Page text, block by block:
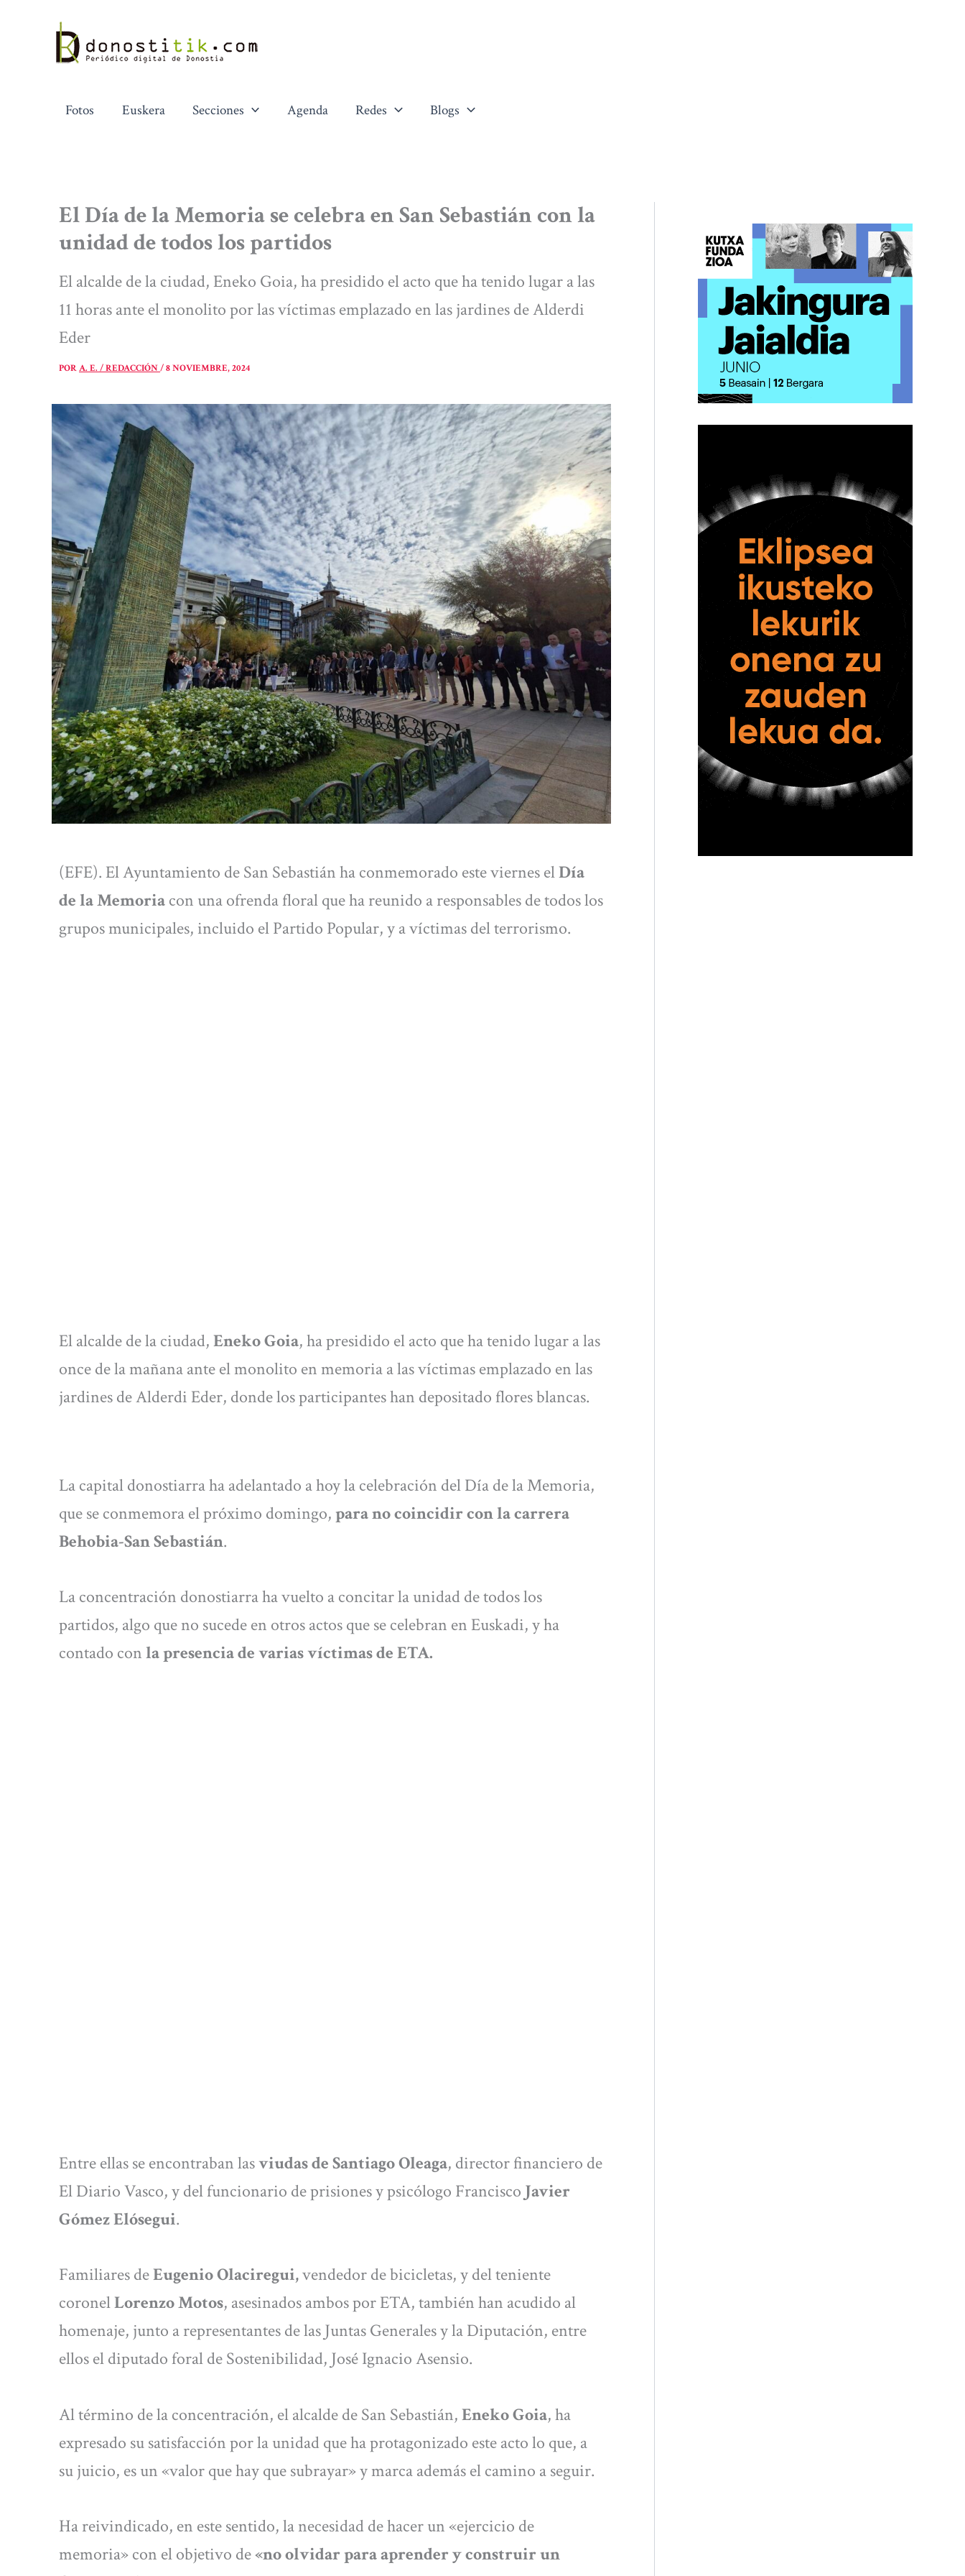
contenido
Fotos Euskera Secciones Agenda Redes Blogs
El Día de la Memoria se celebra en San Sebastián con la
unidad de todos los partidos
El alcalde de la ciudad, Eneko Goia, ha presidido el acto que ha tenido lugar a las
11 horas ante el monolito por las víctimas emplazado en las jardines de Alderdi
Eder
PORA. E. / REDACCIÓN/8 NOVIEMBRE, 2024
(EFE). El Ayuntamiento de San Sebastián ha conmemorado este viernes elDía
de la Memoriacon una ofrenda floral que ha reunido a responsables de todos los
grupos municipales, incluido el Partido Popular, y a víctimas del terrorismo.
El alcalde de la ciudad,Eneko Goia, ha presidido el acto que ha tenido lugar a las
once de la mañana ante el monolito en memoria a las víctimas emplazado en las
jardines de Alderdi Eder, donde los participantes han depositado flores blancas.
La capital donostiarra ha adelantado a hoy la celebración del Día de la Memoria,
que se conmemora el próximo domingo, para no coincidir con la carrera
Behobia-San Sebastián.
La concentración donostiarra ha vuelto a concitar la unidad de todos los
partidos, algo que no sucede en otros actos que se celebran en Euskadi, y ha
contado conla presencia de varias víctimas de ETA.
Entre ellas se encontraban lasviudas de Santiago Oleaga, director financiero de
El Diario Vasco, y del funcionario de prisiones y psicólogo Francisco Javier
Gómez Elósegui.
Familiares deEugenio Olaciregui,vendedor de bicicletas, y del teniente
coronelLorenzo Motos, asesinados ambos por ETA, también han acudido al
homenaje, junto a representantes de las Juntas Generales y la Diputación, entre
ellos el diputado foral de Sostenibilidad, José Ignacio Asensio.
Al término de la concentración, el alcalde de San Sebastián,Eneko Goia, ha
expresado su satisfacción por la unidad que ha protagonizado este acto lo que, a
su juicio, es un «valor que hay que subrayar» y marca además el camino a seguir.
Ha reivindicado, en este sentido, la necesidad de hacer un «ejercicio de
memoria» con el objetivo de«no olvidar para aprender y construir un